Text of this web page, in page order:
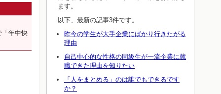
「年中快
ます。
以下、最新の記事3件です。
昨今の学生が大手企業にばかり行きたがる
理由
自己中心的な性格の同級生が一流企業に就
職できた理由を知りたい
「人をまとめる」のは誰でもできるです
か？